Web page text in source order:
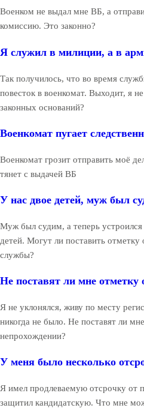
Военком не выдал мне ВБ, а
комиссию. Это законно?
Я служил в милиции, а в
Так получилось, что во время
повесток в военкомат. Выходит, я
законных оснований?
Военкомат пугает
Военкомат грозит отправить моё
тянет с выдачей ВБ
У нас двое детей, муж был
Муж был судим, а теперь устроился
детей. Могут ли поставить
службы?
Не поставят ли мне отметку
Я не уклонялся, живу по месту
никогда не было. Не поставят ли
непрохождении?
У меня было несколько
Я имел продлеваемую отсрочку от
защитил кандидатскую. Что мне